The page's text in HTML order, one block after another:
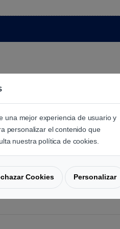
este
una mejor experiencia de usuario y
personalizar el contenido que
nuestra política de cookies.
Cookies Personalizar